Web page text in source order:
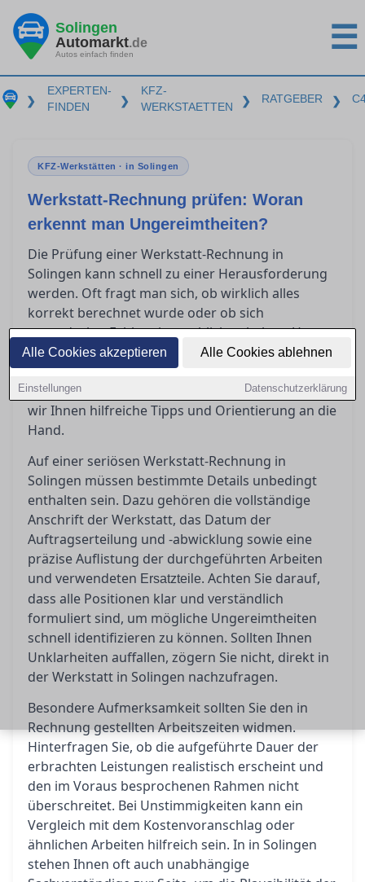
Alle Cookies akzeptieren Alle Cookies ablehnen
Einstellungen Datenschutzerklärung
Solingen
Automarkt.de
Autos einfach finden ☰
❯
EXPERTEN-
FINDEN
❯
KFZ-
WERKSTAETTEN
❯ RATGEBER ❯
KFZ-Werkstätten · in Solingen
Werkstatt-Rechnung prüfen: Woran
erkennt man Ungereimtheiten?
Die Prüfung einer Werkstatt-Rechnung in
Solingen kann schnell zu einer Herausforderung
werden. Oft fragt man sich, ob wirklich alles
korrekt berechnet wurde oder ob sich
unentdeckte Fehler eingeschlichen haben. Um
Verständnis für die wesentlichen Bestandteile
einer seriösen Rechnung zu schaffen und
potenzielle Ungereimtheiten zu erkennen, geben
wir Ihnen hilfreiche Tipps und Orientierung an die
Hand.
Auf einer seriösen Werkstatt-Rechnung in
Solingen müssen bestimmte Details unbedingt
enthalten sein. Dazu gehören die vollständige
Anschrift der Werkstatt, das Datum der
Auftragserteilung und -abwicklung sowie eine
präzise Auflistung der durchgeführten Arbeiten
und verwendeten Ersatzteile. Achten Sie darauf,
dass alle Positionen klar und verständlich
formuliert sind, um mögliche Ungereimtheiten
schnell identifizieren zu können. Sollten Ihnen
Unklarheiten auffallen, zögern Sie nicht, direkt in
der Werkstatt in Solingen nachzufragen.
Besondere Aufmerksamkeit sollten Sie den in
Rechnung gestellten Arbeitszeiten widmen.
Hinterfragen Sie, ob die aufgeführte Dauer der
erbrachten Leistungen realistisch erscheint und
den im Voraus besprochenen Rahmen nicht
überschreitet. Bei Unstimmigkeiten kann ein
Vergleich mit dem Kostenvoranschlag oder
ähnlichen Arbeiten hilfreich sein. In in Solingen
stehen Ihnen oft auch unabhängige